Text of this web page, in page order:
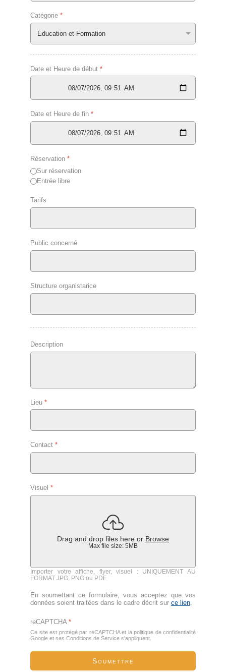
Catégorie *
Date et Heure de début *
Date et Heure de fin *
Réservation *
Sur réservation
Entrée libre
Tarifs
Public concerné
Structure organistarice
Description
Lieu *
Contact *
Visuel *
Drag and drop files here or Browse
Max file size: 5MB
Importer votre affiche, flyer, visuel : UNIQUEMENT AU
FORMAT JPG, PNG ou PDF
En soumettant ce formulaire, vous acceptez que vos
données soient traitées dans le cadre décrit sur ce lien.
reCAPTCHA *
Ce site est protégé par reCAPTCHA et la politique de confidentialité
Google et ses Conditions de Service s'appliquent.
Soumettre